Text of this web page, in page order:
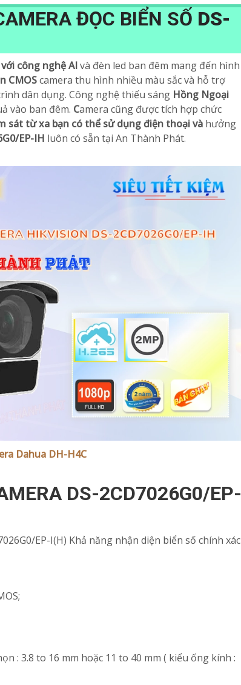
ĐỌC BIỂN SỐ DS-
với công nghệ AIvà đèn led ban đêm mang đến hình
CMOScamera thu hình nhiều màu sắc và hỗ trợ
dân dụng. Công nghệ thiếu sáng Hồng Ngoại
vào ban đêm. Camera cũng được tích hợp chức
sát từ xa bạn có thể sử dụng điện thoại và hưởng
EP-IH luôn có sẵn tại An Thành Phát.
Dahua DH-H4C
DS-2CD7026G0/EP-
EP-I(H) Khả năng nhận diện biển số chính xác
: 3.8 to 16 mm hoặc 11 to 40 mm ( kiểu ống kính :